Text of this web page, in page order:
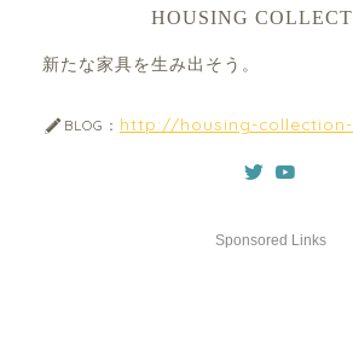
HOUSING
新たな家具を生み出そう。
BLOG： http://housing-collection-
Sponsored Links